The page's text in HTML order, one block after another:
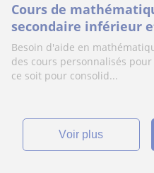
Cours de
secondaire inférieur
Besoin d'aide en
des cours personnalisés
ce soit pour consolid...
voir plus